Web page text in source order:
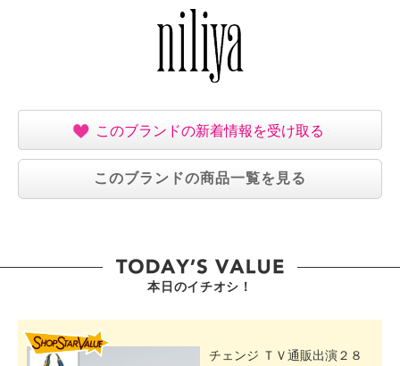
このブランドの新着情報を受け取る
このブランドの商品一覧を見る
本日のイチオシ！
チェンジ ＴＶ通販出演２８